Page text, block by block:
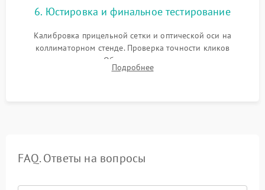
6. Юстировка и финальное тестирование
Калибровка прицельной сетки и оптической оси на
коллиматорном стенде. Проверка точности кликов
механизма поправок. Обязательное испытание прицела на
ударном стенде для проверки устойчивости к отдаче и
Подробнее
FAQ. Ответы на вопросы